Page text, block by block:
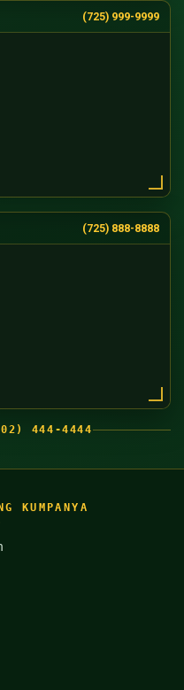
(725) 999-9999
(725) 888-8888
444-4444
KUMPANYA